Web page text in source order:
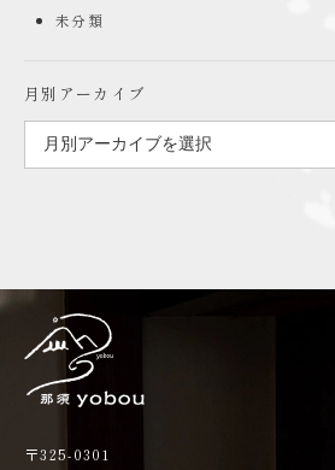
未分類
月別アーカイブ
〒325-0301